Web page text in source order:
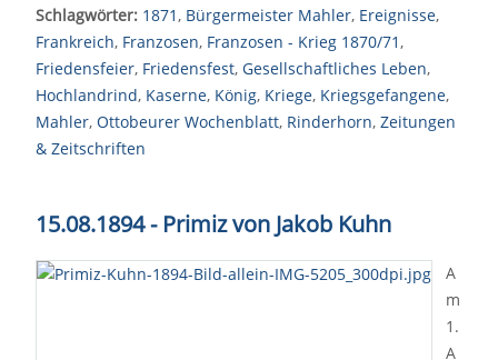
Schlagwörter: 1871, Bürgermeister Mahler, Ereignisse,
Frankreich, Franzosen, Franzosen - Krieg 1870/71,
Friedensfeier, Friedensfest, Gesellschaftliches Leben,
Hochlandrind, Kaserne, König, Kriege, Kriegsgefangene,
Mahler, Ottobeurer Wochenblatt, Rinderhorn, Zeitungen
& Zeitschriften
15.08.1894 - Primiz von Jakob Kuhn
A
m
1.
A